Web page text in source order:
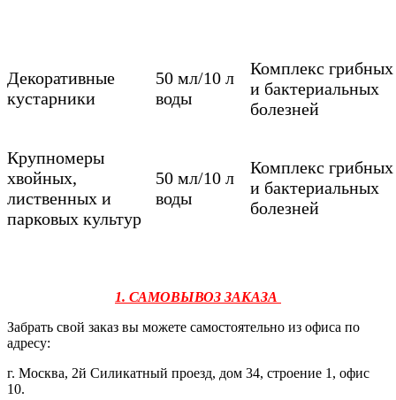
Декоративные
кустарники
50 мл/10 л
воды
Комплекс грибных
и бактериальных
болезней
Крупномеры
хвойных,
лиственных и
парковых культур
50 мл/10 л
воды
Комплекс грибных
и бактериальных
болезней
1. САМОВЫВОЗ ЗАКАЗА
Забрать свой заказ вы можете самостоятельно из офиса по
адресу:
г. Москва, 2й Силикатный проезд, дом 34, строение 1, офис
10.